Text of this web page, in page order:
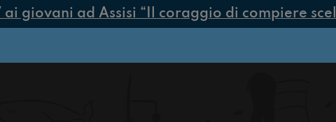
ai giovani ad Assisi “Il coraggio di compiere